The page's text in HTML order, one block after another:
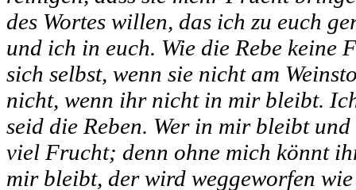
des Wortes willen, das ich zu euch
und ich in euch. Wie die Rebe keine
sich selbst, wenn sie nicht am
nicht, wenn ihr nicht in mir bleibt.
seid die Reben. Wer in mir bleibt
viel Frucht; denn ohne mich könnt
mir bleibt, der wird weggeworfen